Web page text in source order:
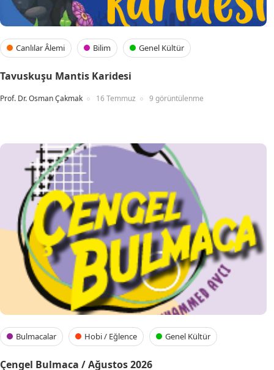
Canlılar Âlemi Bilim Genel Kültür
Tavuskuşu Mantis Karidesi
Prof. Dr. Osman Çakmak 16 Temmuz 9 görüntülenme
Bulmacalar Hobi / Eğlence Genel Kültür
Çengel Bulmaca / Ağustos 2026